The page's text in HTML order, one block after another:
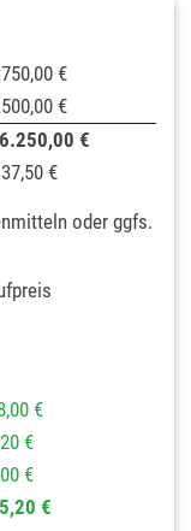
€
€
€
€
oder ggfs.
€
€
€
€